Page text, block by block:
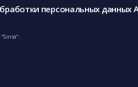
персональных данных